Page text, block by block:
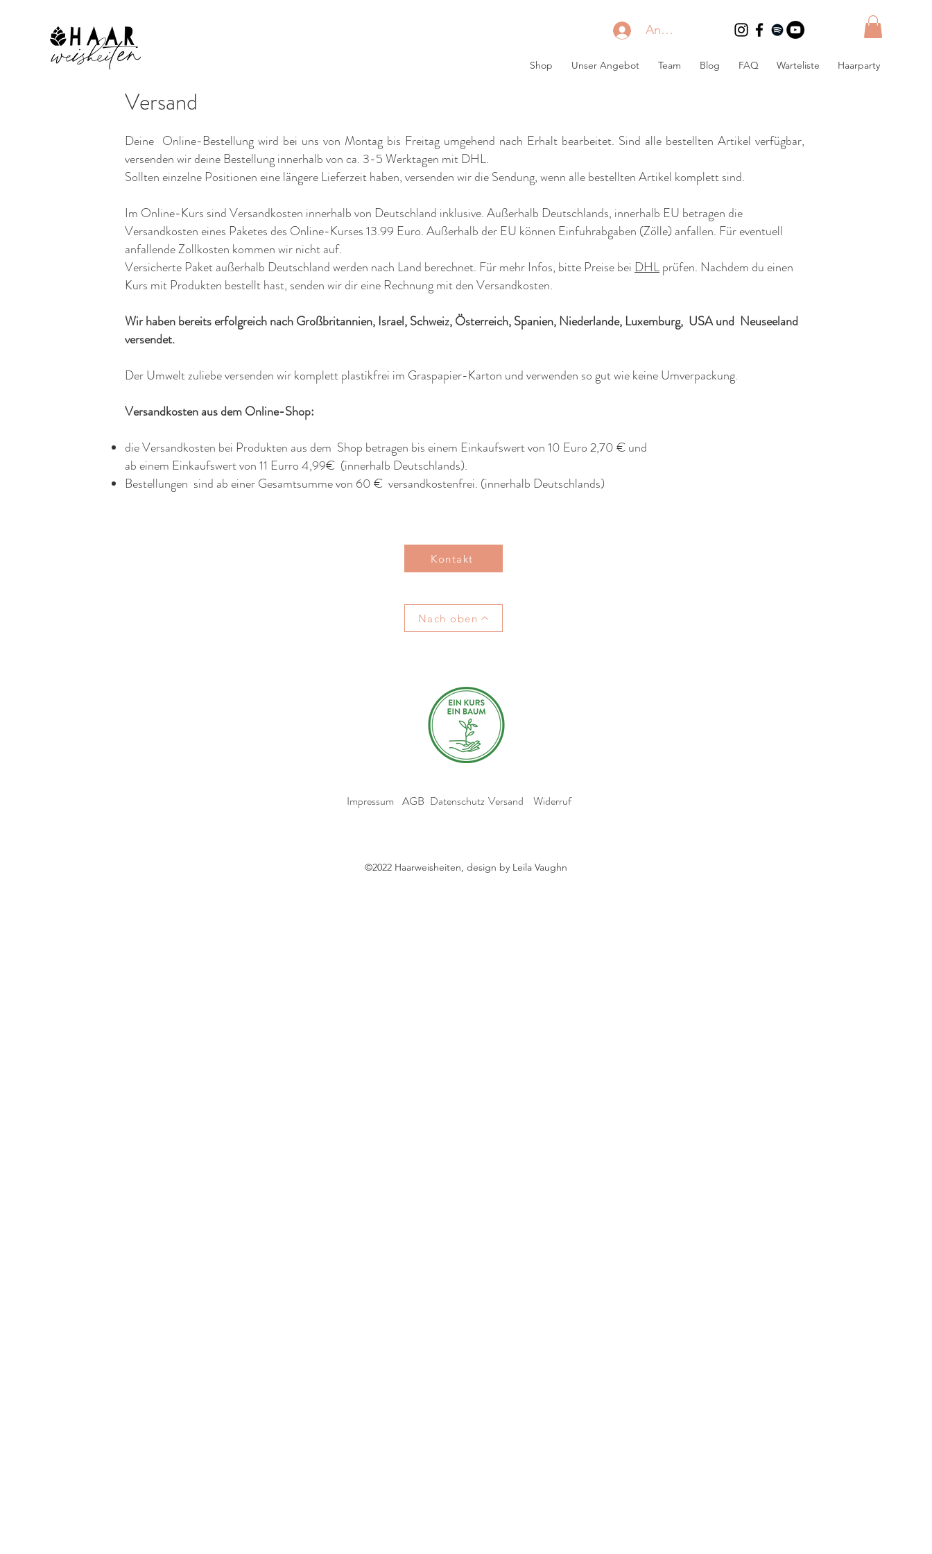
Anmelden
Shop Unser Angebot Team Blog FAQ Warteliste Haarparty
Versand
Deine Online-Bestellung wird bei uns von Montag bis Freitag umgehend nach Erhalt bearbeitet. Sind alle bestellten Artikel verfügbar,
versenden wir deine Bestellung innerhalb von ca. 3-5 Werktagen mit DHL.
Sollten einzelne Positionen eine längere Lieferzeit haben, versenden wir die Sendung, wenn alle bestellten Artikel komplett sind.
Im Online-Kurs sind Versandkosten innerhalb von Deutschland inklusive. Außerhalb Deutschlands, innerhalb EU betragen die
Versandkosten eines Paketes des Online-Kurses 13.99 Euro. Außerhalb der EU können Einfuhrabgaben (Zölle) anfallen. Für eventuell
anfallende Zollkosten kommen wir nicht auf.
Versicherte Paket außerhalb Deutschland werden nach Land berechnet. Für mehr Infos, bitte Preise beiDHLprüfen. Nachdem du einen
Kurs mit Produkten bestellt hast, senden wir dir eine Rechnung mit den Versandkosten.
Wir haben bereits erfolgreich nach Großbritannien, Israel, Schweiz, Österreich, Spanien, Niederlande, Luxemburg, USA und Neuseeland
versendet.
Der Umwelt zuliebe versenden wir komplett plastikfrei im Graspapier-Karton und verwenden so gut wie keine Umverpackung.
Versandkosten aus dem Online-Shop:
die Versandkosten bei Produkten aus dem Shop betragen bis einem Einkaufswert von 10 Euro 2,70 € und
ab einem Einkaufswert von 11 Eurro 4,99€ (innerhalb Deutschlands).
Bestellungen sind ab einer Gesamtsumme von 60 € versandkostenfrei. (innerhalb Deutschlands)
Kontakt
Nach oben
Impressum AGB Datenschutz Versand Widerruf
©2022 Haarweisheiten, design by Leila Vaughn